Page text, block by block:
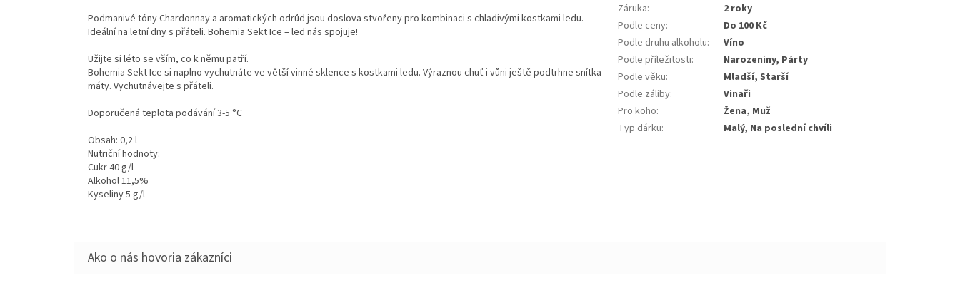
Podmanivé tóny Chardonnay a aromatických odrůd jsou doslova stvořeny pro kombinaci s chladivými kostkami ledu.
Ideální na letní dny s přáteli. Bohemia Sekt Ice – led nás spojuje!
Užijte si léto se vším, co k němu patří.
Bohemia Sekt Ice si naplno vychutnáte ve větší vinné sklence s kostkami ledu. Výraznou chuť i vůni ještě podtrhne snítka
máty. Vychutnávejte s přáteli.
Doporučená teplota podávání 3-5 °C
Obsah: 0,2 l
Nutriční hodnoty:
Cukr 40 g/l
Alkohol 11,5%
Kyseliny 5 g/l
Záruka:
2 roky
Podle ceny:
Do 100 Kč
Podle druhu alkoholu:
Víno
Podle příležitosti:
Narozeniny, Párty
Podle věku:
Mladší, Starší
Podle záliby:
Vinaři
Pro koho:
Žena, Muž
Typ dárku: Malý, Na poslední chvíli